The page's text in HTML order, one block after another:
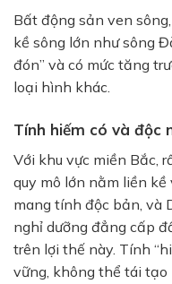
Bất động sản ven
kề sông lớn như sông
đón” và có mức tăng
loại hình khác.
Tính hiếm có và độc
Với khu vực miền Bắc,
quy mô lớn nằm liền
mang tính độc bản, và
nghỉ dưỡng đẳng cấp
trên lợi thế này. Tính
vững, không thể tái